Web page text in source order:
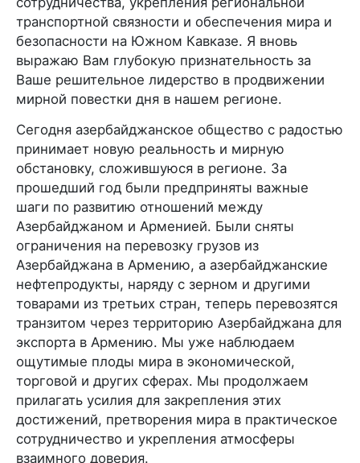
транспортной связности и обеспечения мира и
безопасности на Южном Кавказе. Я вновь
выражаю Вам глубокую признательность за
Ваше решительное лидерство в продвижении
мирной повестки дня в нашем регионе.
Сегодня азербайджанское общество с радостью
принимает новую реальность и мирную
обстановку, сложившуюся в регионе. За
прошедший год были предприняты важные
шаги по развитию отношений между
Азербайджаном и Арменией. Были сняты
ограничения на перевозку грузов из
Азербайджана в Армению, а азербайджанские
нефтепродукты, наряду с зерном и другими
товарами из третьих стран, теперь перевозятся
транзитом через территорию Азербайджана для
экспорта в Армению. Мы уже наблюдаем
ощутимые плоды мира в экономической,
торговой и других сферах. Мы продолжаем
прилагать усилия для закрепления этих
достижений, претворения мира в практическое
сотрудничество и укрепления атмосферы
взаимного доверия.